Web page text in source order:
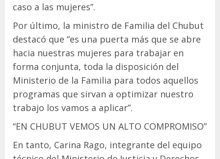
caso a las mujeres”.
Por último, la ministro de Familia del Chubut
destacó que “es una puerta más que se abre
hacia nuestras mujeres para trabajar en
forma conjunta, toda la disposición del
Ministerio de la Familia para todos aquellos
programas que sirvan a optimizar nuestro
trabajo los vamos a aplicar”.
“EN CHUBUT VEMOS UN ALTO COMPROMISO”
En tanto, Carina Rago, integrante del equipo